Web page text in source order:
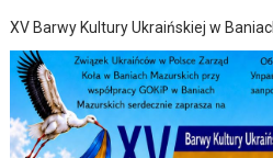
XV Barwy Kultury Ukraińskiej w